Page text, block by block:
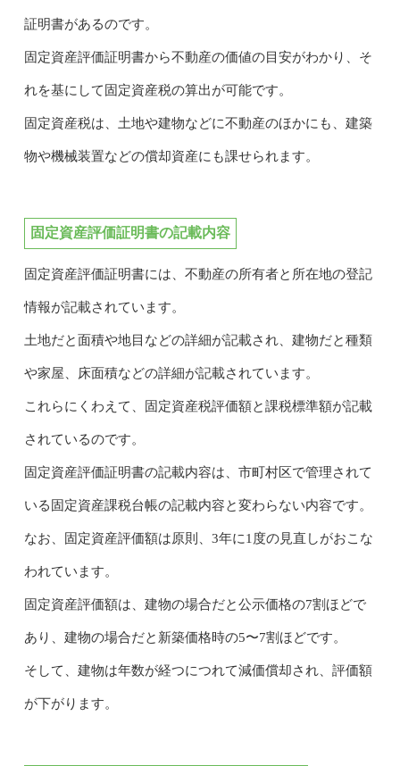
証明書があるのです。
固定資産評価証明書から不動産の価値の目安がわかり、そ
れを基にして固定資産税の算出が可能です。
固定資産税は、土地や建物などに不動産のほかにも、建築
物や機械装置などの償却資産にも課せられます。
固定資産評価証明書の記載内容
固定資産評価証明書には、不動産の所有者と所在地の登記
情報が記載されています。
土地だと面積や地目などの詳細が記載され、建物だと種類
や家屋、床面積などの詳細が記載されています。
これらにくわえて、固定資産税評価額と課税標準額が記載
されているのです。
固定資産評価証明書の記載内容は、市町村区で管理されて
いる固定資産課税台帳の記載内容と変わらない内容です。
なお、固定資産評価額は原則、3年に1度の見直しがおこな
われています。
固定資産評価額は、建物の場合だと公示価格の7割ほどで
あり、建物の場合だと新築価格時の5〜7割ほどです。
そして、建物は年数が経つにつれて減価償却され、評価額
が下がります。